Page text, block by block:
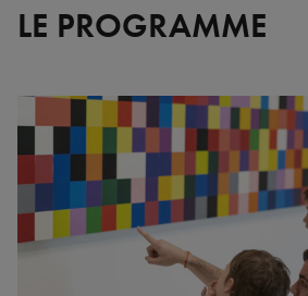
LE PROGRAMME